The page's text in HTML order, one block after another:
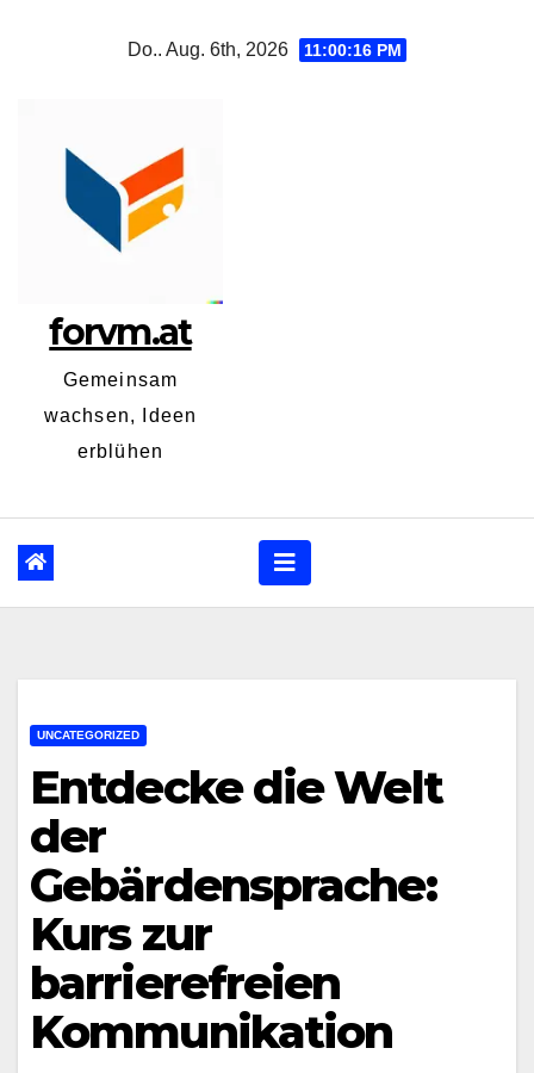
Do.. Aug. 6th, 2026 11:00:17 PM
forvm.at
Gemeinsam
wachsen, Ideen
erblühen
UNCATEGORIZED
Entdecke die Welt
der
Gebärdensprache:
Kurs zur
barrierefreien
Kommunikation